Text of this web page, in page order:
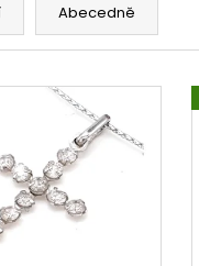
Abecedně